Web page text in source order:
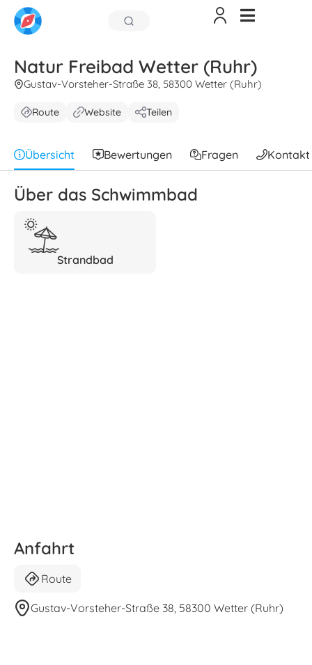
Natur Freibad Wetter (Ruhr)
Gustav-Vorsteher-Straße 38, 58300 Wetter (Ruhr)
Route Website Teilen
Übersicht Bewertungen Fragen Kontakt
Über das Schwimmbad
Strandbad
Anfahrt
Route
Gustav-Vorsteher-Straße 38, 58300 Wetter (Ruhr)